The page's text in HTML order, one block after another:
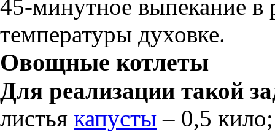
45-минутное выпекание в
температуры духовке.
Овощные котлеты
Для реализации такой
листья капусты – 0,5 кило;